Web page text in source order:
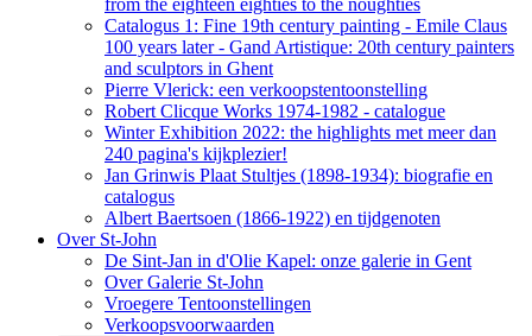
from the eighteen eighties to the noughties
Catalogus 1: Fine 19th century painting - Emile Claus
100 years later - Gand Artistique: 20th century painters
and sculptors in Ghent
Pierre Vlerick: een verkoopstentoonstelling
Robert Clicque Works 1974-1982 - catalogue
Winter Exhibition 2022: the highlights met meer dan
240 pagina's kijkplezier!
Jan Grinwis Plaat Stultjes (1898-1934): biografie en
catalogus
Albert Baertsoen (1866-1922) en tijdgenoten
Over St-John
De Sint-Jan in d'Olie Kapel: onze galerie in Gent
Over Galerie St-John
Vroegere Tentoonstellingen
Verkoopsvoorwaarden